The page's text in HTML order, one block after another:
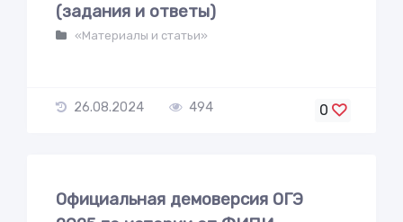
(задания и ответы)
«Материалы и статьи»
26.08.2024 494 0
Официальная демоверсия ОГЭ